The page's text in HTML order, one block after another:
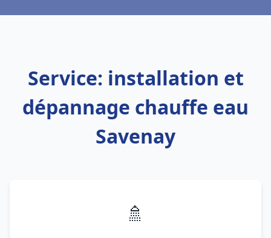
Service: installation et
dépannage chauffe eau
Savenay
🚿